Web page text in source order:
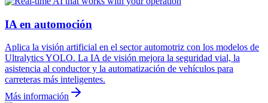
IA en automoción
Aplica la visión artificial en el sector automotriz con los modelos de
Ultralytics YOLO. La IA de visión mejora la seguridad vial, la
asistencia al conductor y la automatización de vehículos para
carreteras más inteligentes.
Más información